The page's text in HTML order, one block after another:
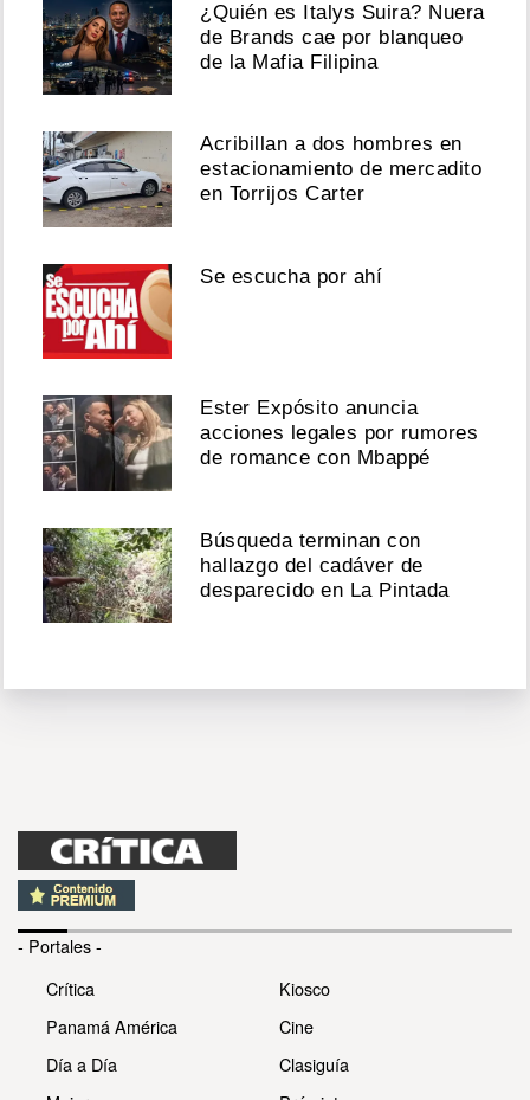
¿Quién es Italys Suira? Nuera
de Brands cae por blanqueo
de la Mafia Filipina
Acribillan a dos hombres en
estacionamiento de mercadito
en Torrijos Carter
Se escucha por ahí
Ester Expósito anuncia
acciones legales por rumores
de romance con Mbappé
Búsqueda terminan con
hallazgo del cadáver de
desparecido en La Pintada
- Portales -
Crítica
Panamá América
Día a Día
Kiosco
Cine
Clasiguía